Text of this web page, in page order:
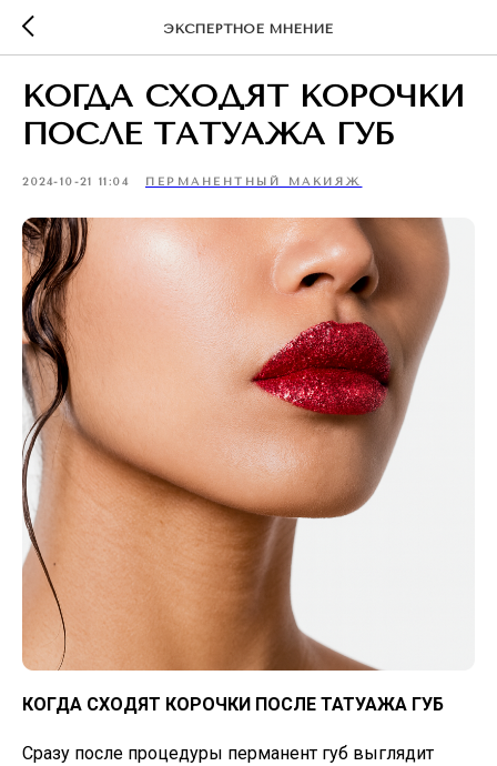
ЭКСПЕРТНОЕ МНЕНИЕ
КОГДА СХОДЯТ КОРОЧКИ
ПОСЛЕ ТАТУАЖА ГУБ
2024-10-21 11:04 ПЕРМАНЕНТНЫЙ МАКИЯЖ
КОГДА СХОДЯТ КОРОЧКИ ПОСЛЕ ТАТУАЖА ГУБ
Сразу после процедуры перманент губ выглядит